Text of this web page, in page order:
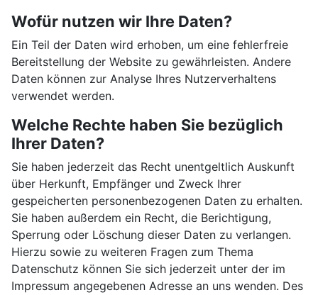
Wofür nutzen wir Ihre Daten?
Ein Teil der Daten wird erhoben, um eine fehlerfreie
Bereitstellung der Website zu gewährleisten. Andere
Daten können zur Analyse Ihres Nutzerverhaltens
verwendet werden.
Welche Rechte haben Sie bezüglich
Ihrer Daten?
Sie haben jederzeit das Recht unentgeltlich Auskunft
über Herkunft, Empfänger und Zweck Ihrer
gespeicherten personenbezogenen Daten zu erhalten.
Sie haben außerdem ein Recht, die Berichtigung,
Sperrung oder Löschung dieser Daten zu verlangen.
Hierzu sowie zu weiteren Fragen zum Thema
Datenschutz können Sie sich jederzeit unter der im
Impressum angegebenen Adresse an uns wenden. Des